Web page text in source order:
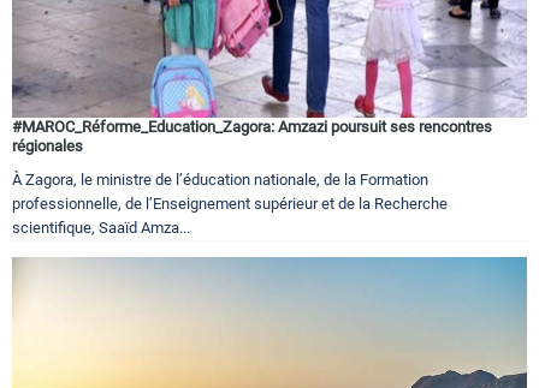
#MAROC_Réforme_Education_Zagora: Amzazi poursuit ses rencontres
régionales
À Zagora, le ministre de l’éducation nationale, de la Formation
professionnelle, de l’Enseignement supérieur et de la Recherche
scientifique, Saaïd Amza...